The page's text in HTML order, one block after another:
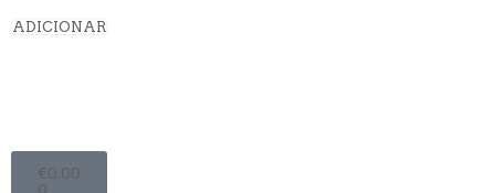
ADICIONAR
€0.00